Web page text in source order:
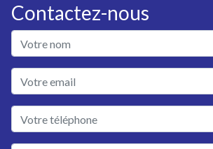
Contactez-nous